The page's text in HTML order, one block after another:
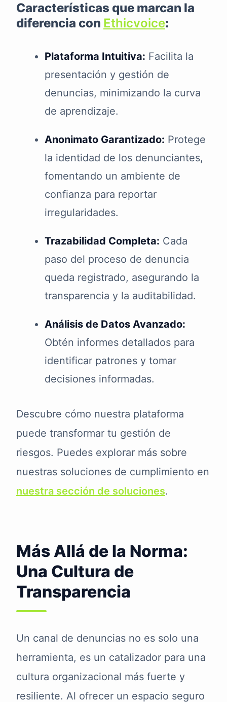
Características que marcan la
diferencia con Ethicvoice:
Plataforma Intuitiva: Facilita la
presentación y gestión de
denuncias, minimizando la curva
de aprendizaje.
Anonimato Garantizado: Protege
la identidad de los denunciantes,
fomentando un ambiente de
confianza para reportar
irregularidades.
Trazabilidad Completa: Cada
paso del proceso de denuncia
queda registrado, asegurando la
transparencia y la auditabilidad.
Análisis de Datos Avanzado:
Obtén informes detallados para
identificar patrones y tomar
decisiones informadas.
Descubre cómo nuestra plataforma
puede transformar tu gestión de
riesgos. Puedes explorar más sobre
nuestras soluciones de cumplimiento en
nuestra sección de soluciones.
Más Allá de la Norma:
Una Cultura de
Transparencia
Un canal de denuncias no es solo una
herramienta, es un catalizador para una
cultura organizacional más fuerte y
resiliente. Al ofrecer un espacio seguro